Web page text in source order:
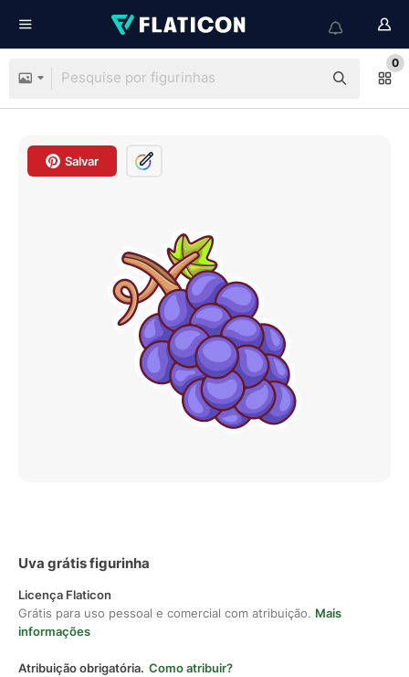
0
Salvar
Uva grátis figurinha
Licença Flaticon
Grátis para uso pessoal e comercial com atribuição. Mais
informações
Atribuição obrigatória. Como atribuir?